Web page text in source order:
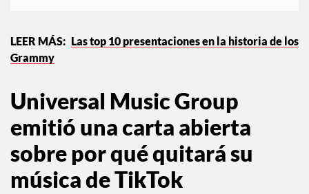
Las top 10 presentaciones en la historia de los
Grammy
Universal Music Group
emitió una carta abierta
sobre por qué quitará su
música de TikTok